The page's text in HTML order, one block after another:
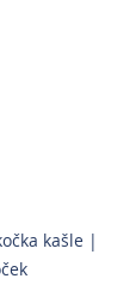
kašle |